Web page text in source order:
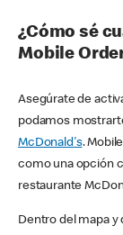
¿Cómo sé
Mobile
Asegúrate de
podamos
McDonald's.
como una opción
restaurante
Dentro del mapa y